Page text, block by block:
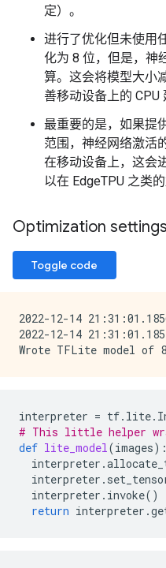
定）。
进行了优化但未使用
化为 8 位，但是，神
算。这会将模型大小
善移动设备上的 CPU
最重要的是，如果提
范围，神经网络激活
在移动设备上，这会
以在 EdgeTPU 之类
Optimization settings
Toggle code
2022-12-14
2022-12-14
interpreter = tf. lite.
# This little helper
def lite_model (images):
interpreter .
interpreter .
interpreter . invoke()
return interpreter .